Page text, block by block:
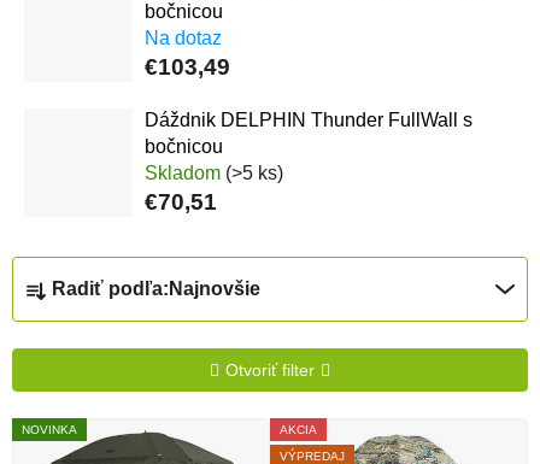
bočnicou
Na dotaz
€103,49
Dáždnik DELPHIN Thunder FullWall s
bočnicou
Skladom (>5 ks)
€70,51
Radenie produktov
Radiť podľa: Najnovšie
Otvoriť filter
Výpis produktov
NOVINKA
AKCIA
VÝPREDAJ